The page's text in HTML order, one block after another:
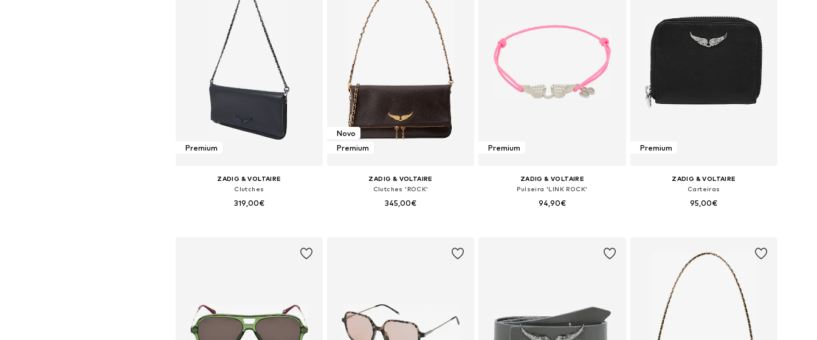
Premium
ZADIG & VOLTAIRE
Clutches
319,00€
Novo
Premium
ZADIG & VOLTAIRE
Clutches 'ROCK'
345,00€
Premium
ZADIG & VOLTAIRE
Pulseira 'LINK ROCK'
94,90€
Premium
ZADIG & VOLTAIRE
Carteiras
95,00€